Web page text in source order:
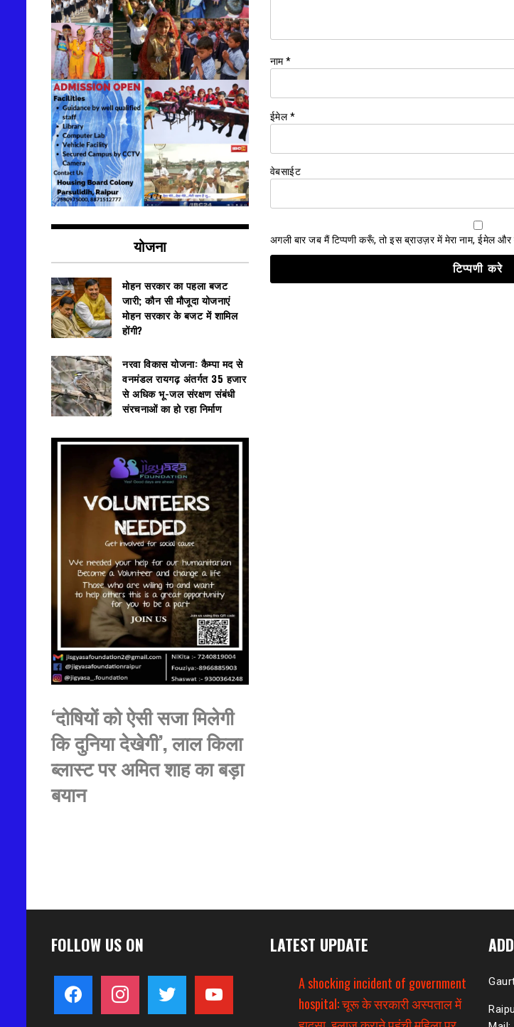
नाम*
ईमेल*
वेबसाईट
अगली बार जब मैं टिप्पणी करूँ, तो इस ब्राउज़र में मेरा नाम, ईमेल
योजना
मोहन सरकार का पहला बजट
जारी; कौन सी मौजूदा योजनाएं
मोहन सरकार के बजट में शामिल
होंगी?
नरवा विकास योजना: कैम्पा मद से
वनमंडल रायगढ़ अंतर्गत 35 हजार
से अधिक भू-जल संरक्षण संबंधी
संरचनाओं का हो रहा निर्माण
‘दोषियों को ऐसी सजा मिलेगी
कि दुनिया देखेगी’, लाल किला
ब्लास्ट पर अमित शाह का बड़ा
बयान
FOLLOW US ON
facebook instagram twitter youtube
LATEST UPDATE
A shocking incident of government
hospital: चूरू के सरकारी अस्पताल में